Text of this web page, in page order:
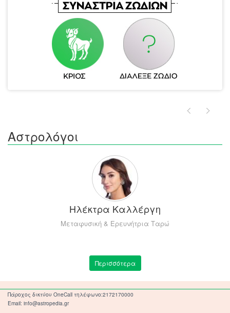
Αστρολόγοι
Ηλέκτρα Καλλέργη
Μεταφυσική & Ερευνήτρια Ταρώ
Περισσότερα
Πάροχος δικτύου OneCall τηλέφωνο:2172170000
Email: info@astropedia.gr